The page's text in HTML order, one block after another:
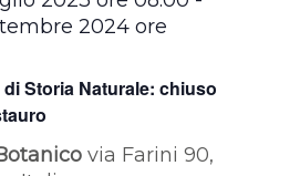
di Storia Naturale: chiuso
2024 ore
via Farini 90,